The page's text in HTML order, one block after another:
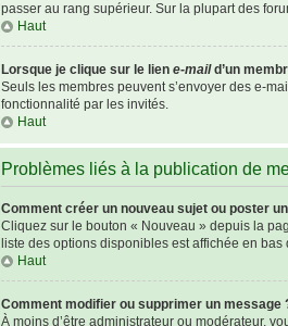
passer au rang supérieur. Sur la plupart des
Haut
Lorsque je clique sur le lien e-maild’un
Seuls les membres peuvent s’envoyer des e-
fonctionnalité par les invités.
Haut
Problèmes liés à la publication de
Comment créer un nouveau sujet ou poster
Cliquez sur le bouton « Nouveau » depuis la
liste des options disponibles est affichée en
Haut
Comment modifier ou supprimer un message
À moins d’être administrateur ou modérateur,